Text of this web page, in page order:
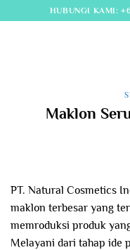
to
HUBUNGI KAMI:
Maklon
PT. Natural Cosmetics
maklon terbesar yang
memroduksi produk
Melayani dari tahap ide